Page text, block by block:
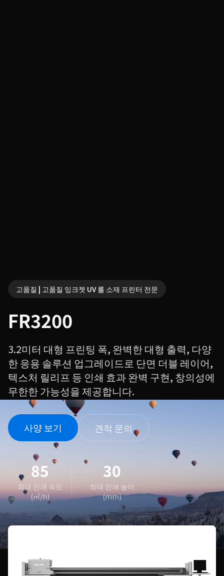
고품질 | 고품질 잉크젯 UV 롤 소재 프린터 전문
FR3200
3.2미터 대형 프린팅 폭, 완벽한 대형 출력, 다양
한 응용 솔루션 업그레이드로 단면 더블 레이어,
텍스처 릴리프 등 인쇄 효과 완벽 구현, 창의성에
무한한 가능성을 제공합니다.
사양 보기 견적 문의
85
최대 인쇄 속도
(㎡/h)
30
최대 인쇄 높이
(mm)